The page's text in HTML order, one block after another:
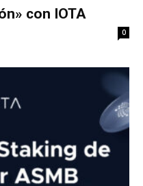
con IOTA
0